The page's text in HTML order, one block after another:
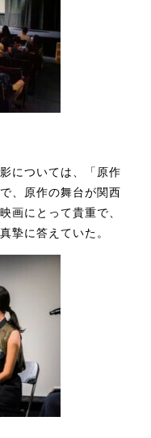
については、「原作
、原作の舞台が関西
画にとって貴重で、
摯に答えていた。